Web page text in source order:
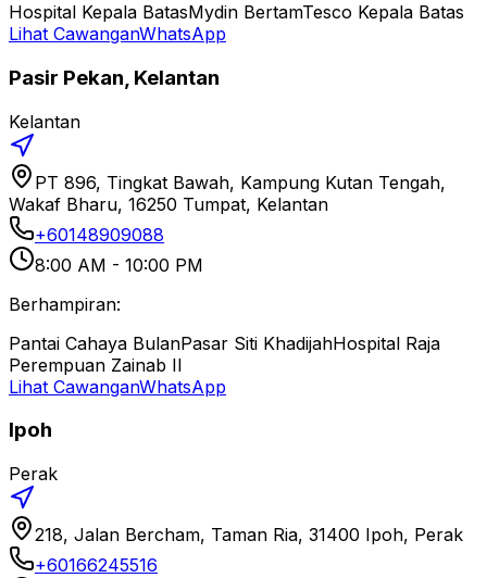
Hospital Kepala BatasMydin BertamTesco Kepala Batas
Lihat CawanganWhatsApp
Pasir Pekan, Kelantan
Kelantan
PT 896, Tingkat Bawah, Kampung Kutan Tengah,
Wakaf Bharu, 16250 Tumpat, Kelantan
+60148909088
8:00 AM - 10:00 PM
Berhampiran:
Pantai Cahaya BulanPasar Siti KhadijahHospital Raja
Perempuan Zainab II
Lihat CawanganWhatsApp
Ipoh
Perak
218, Jalan Bercham, Taman Ria, 31400 Ipoh, Perak
+60166245516